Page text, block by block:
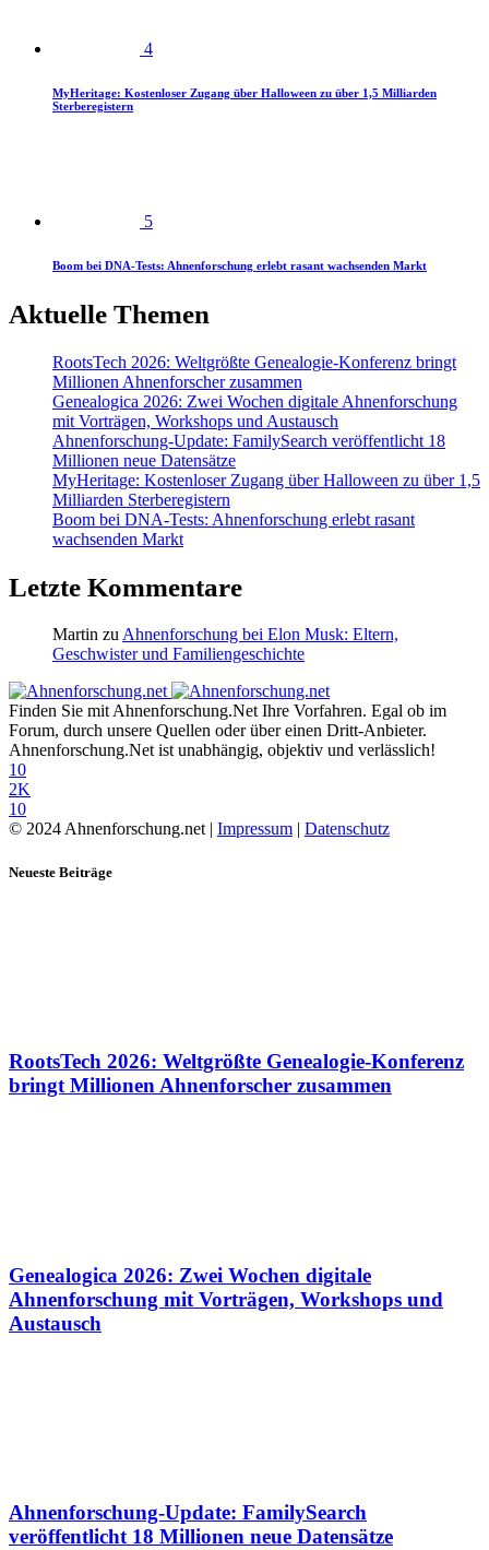
4
MyHeritage: Kostenloser Zugang über Halloween zu über 1,5 Milliarden
Sterberegistern
5
Boom bei DNA-Tests: Ahnenforschung erlebt rasant wachsenden Markt
Aktuelle Themen
RootsTech 2026: Weltgrößte Genealogie-Konferenz bringt
Millionen Ahnenforscher zusammen
Genealogica 2026: Zwei Wochen digitale Ahnenforschung
mit Vorträgen, Workshops und Austausch
Ahnenforschung-Update: FamilySearch veröffentlicht 18
Millionen neue Datensätze
MyHeritage: Kostenloser Zugang über Halloween zu über 1,5
Milliarden Sterberegistern
Boom bei DNA-Tests: Ahnenforschung erlebt rasant
wachsenden Markt
Letzte Kommentare
Martin zu Ahnenforschung bei Elon Musk: Eltern,
Geschwister und Familiengeschichte
Finden Sie mit Ahnenforschung.Net Ihre Vorfahren. Egal ob im
Forum, durch unsere Quellen oder über einen Dritt-Anbieter.
Ahnenforschung.Net ist unabhängig, objektiv und verlässlich!
10
2K
10
© 2024 Ahnenforschung.net | Impressum | Datenschutz
Neueste Beiträge
RootsTech 2026: Weltgrößte Genealogie-Konferenz
bringt Millionen Ahnenforscher zusammen
Genealogica 2026: Zwei Wochen digitale
Ahnenforschung mit Vorträgen, Workshops und
Austausch
Ahnenforschung-Update: FamilySearch
veröffentlicht 18 Millionen neue Datensätze